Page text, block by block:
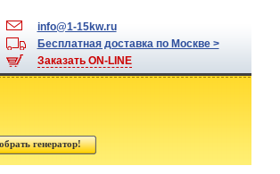
info@1-15kw.ru
Бесплатная доставка по Москве >
Заказать ON-LINE